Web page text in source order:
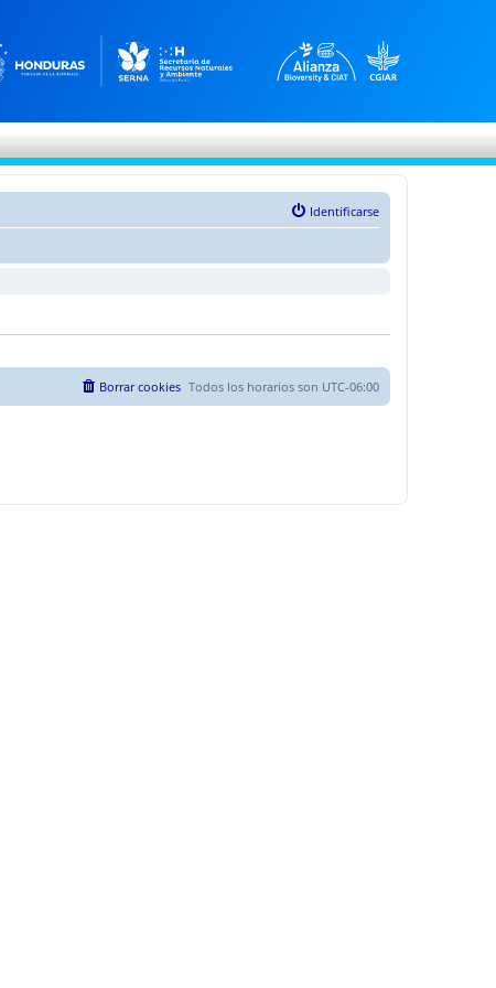
Identificarse
Todos los horarios son UTC-06:00
Borrar cookies